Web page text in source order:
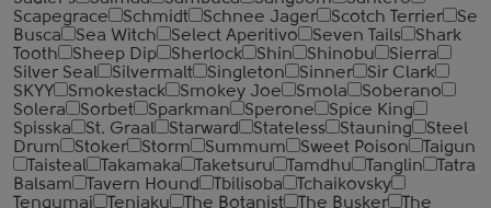
Scapegrace
Schmidt Schnee Jager Scotch Terrier
Se
Busca
Sea Witch Select Aperitivo Seven Tails
Shark
Tooth
Sheep Dip Sherlock Shin Shinobu
Sierra
Silver Seal
Silvermalt Singleton Sinner
Sir Clark
SKYY
Smokestack Smokey Joe Smola
Soberano
Solera
Sorbet Sparkman Sperone
Spice King
Spisska
St. Graal Starward Stateless Stauning
Steel
Drum
Stoker Storm Summum Sweet Poison
Taigun
Taisteal
Takamaka Taketsuru Tamdhu Tanglin
Tatra
Balsam
Tavern Hound Tbilisoba
Tchaikovsky
Tengumai
Tenjaku The Botanist The Busker
The